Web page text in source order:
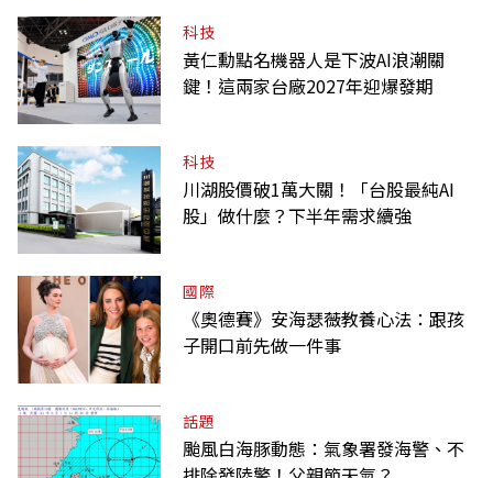
科技
黃仁勳點名機器人是下波AI浪潮關
鍵！這兩家台廠2027年迎爆發期
科技
川湖股價破1萬大關！「台股最純AI
股」做什麼？下半年需求續強
國際
《奧德賽》安海瑟薇教養心法：跟孩
子開口前先做一件事
話題
颱風白海豚動態：氣象署發海警、不